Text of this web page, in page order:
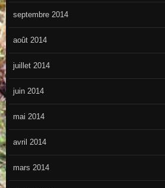
septembre 2014
août 2014
juillet 2014
juin 2014
mai 2014
avril 2014
mars 2014